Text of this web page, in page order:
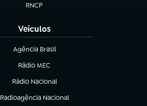
RNCP
(abre em nova aba)
Veículos
Agência Brasil
(abre em nova aba)
Rádio MEC
Rádio Nacional
(abre em nova aba)
Radioagência Nacional
(abre em nova aba)